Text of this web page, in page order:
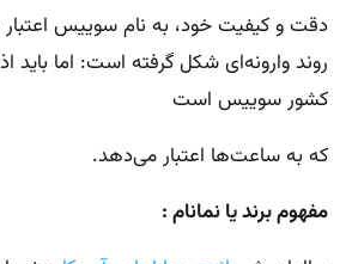
دقت و کیفیت خود، به نام سوییس اعتبار
روند وارونه‌ای شکل گرفته است: اما باید
کشور سوییس است
که به ساعت‌ها اعتبار می‌دهد.
مفهوم برند یا نمانام :